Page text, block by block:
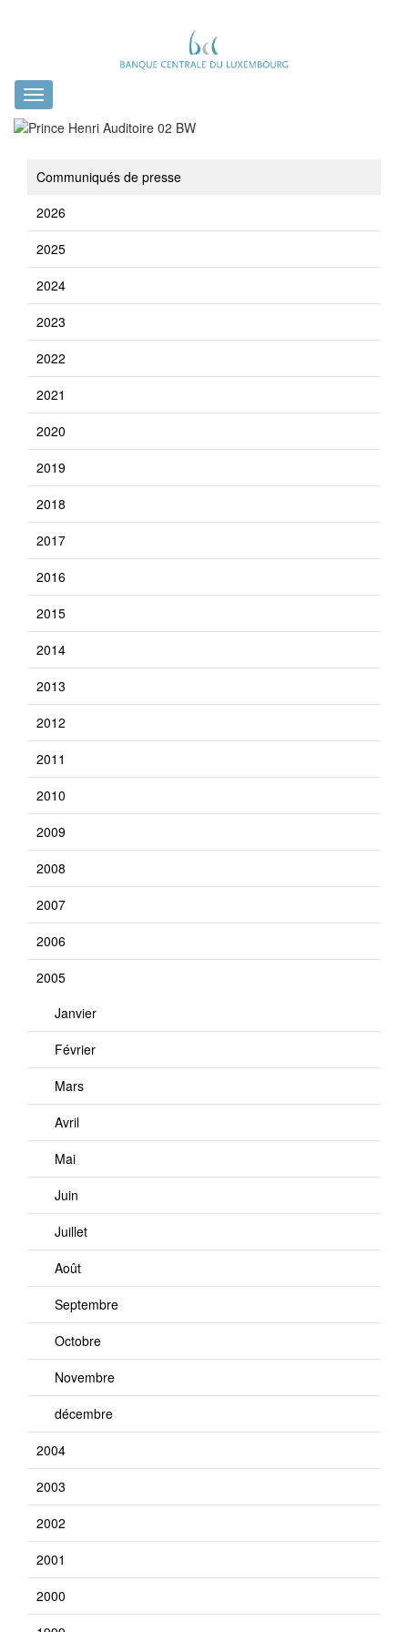
Toggle
navigation
Communiqués de presse
2026
2025
2024
2023
2022
2021
2020
2019
2018
2017
2016
2015
2014
2013
2012
2011
2010
2009
2008
2007
2006
2005
Janvier
Février
Mars
Avril
Mai
Juin
Juillet
Août
Septembre
Octobre
Novembre
décembre
2004
2003
2002
2001
2000